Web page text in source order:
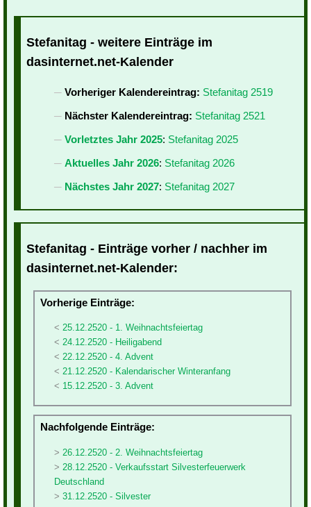
Stefanitag - weitere Einträge im
dasinternet.net-Kalender
Vorheriger Kalendereintrag: Stefanitag 2519
Nächster Kalendereintrag: Stefanitag 2521
Vorletztes Jahr 2025: Stefanitag 2025
Aktuelles Jahr 2026: Stefanitag 2026
Nächstes Jahr 2027: Stefanitag 2027
Stefanitag - Einträge vorher / nachher im
dasinternet.net-Kalender:
Vorherige Einträge:
25.12.2520 - 1. Weihnachtsfeiertag
24.12.2520 - Heiligabend
22.12.2520 - 4. Advent
21.12.2520 - Kalendarischer Winteranfang
15.12.2520 - 3. Advent
Nachfolgende Einträge:
26.12.2520 - 2. Weihnachtsfeiertag
28.12.2520 - Verkaufsstart Silvesterfeuerwerk
Deutschland
31.12.2520 - Silvester